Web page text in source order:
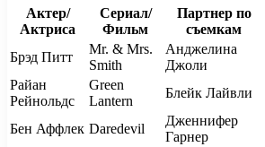
Актер/
Актриса
Сериал/
Фильм
Партнер по
съемкам
Брэд Питт
Mr. & Mrs.
Smith
Анджелина
Джоли
Райан
Рейнольдс
Green
Lantern
Блейк Лайвли
Бен Аффлек Daredevil
Дженнифер
Гарнер